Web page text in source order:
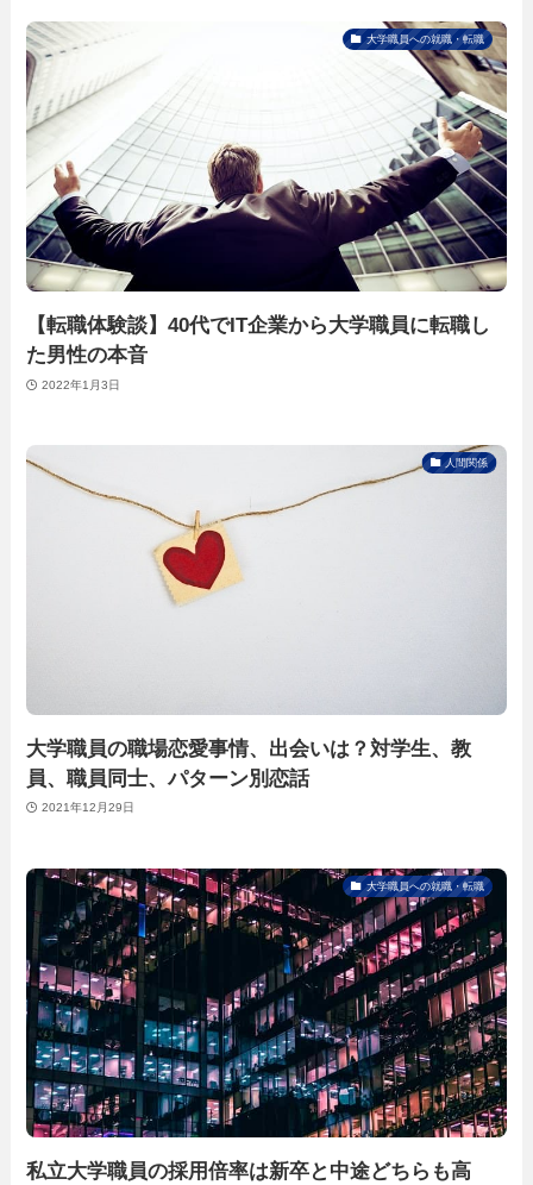
大学職員への就職・転職
【転職体験談】40代でIT企業から大学職員に転職し
た男性の本音
2022年1月3日
人間関係
大学職員の職場恋愛事情、出会いは？対学生、教
員、職員同士、パターン別恋話
2021年12月29日
大学職員への就職・転職
私立大学職員の採用倍率は新卒と中途どちらも高